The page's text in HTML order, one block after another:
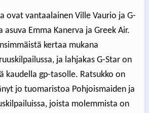
ovat vantaalainen Ville Vaurio ja G-
asuva Emma Kanerva ja Greek Air.
kertaa mukana
ja lahjakas G-Star on
kaudella gp-tasolle. Ratsukko on
jo tuomaristoa Pohjoismaiden ja
joista molemmista on